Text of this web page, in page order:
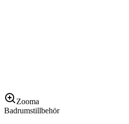
Zooma
Badrumstillbehör